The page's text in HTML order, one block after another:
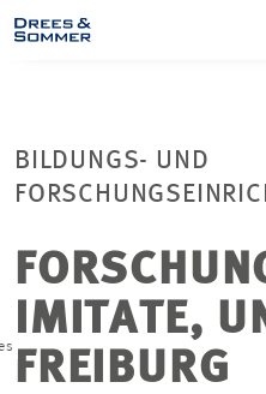
IM
BILDUNGS- UND
IMITATE,
FREIBURG